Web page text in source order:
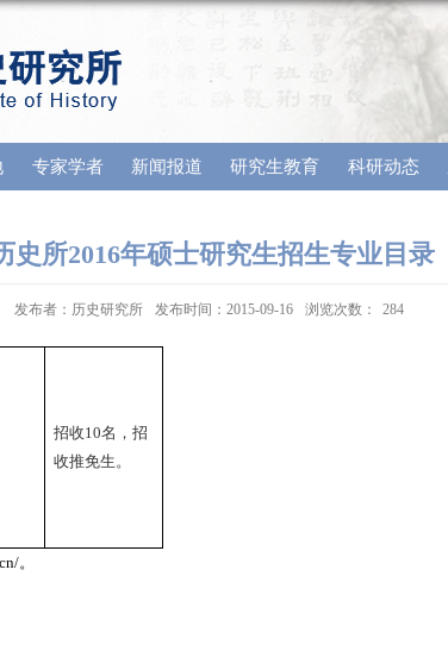
专家学者 新闻报道 研究生教育 科研动态
史所2016年硕士研究生招生专业目录
发布者：历史研究所 发布时间：2015-09-16 浏览次数： 284
招收10名，招
收推免生。
。